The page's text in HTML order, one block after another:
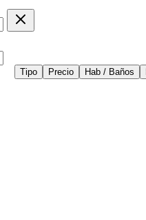
Tipo Precio Hab / Baños